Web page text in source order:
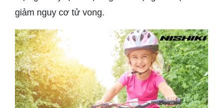
giảm nguy cơ tử vong.